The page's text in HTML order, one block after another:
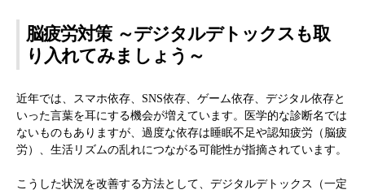
脳疲労対策 ～デジタルデトックスも取
り入れてみましょう～
近年では、スマホ依存、SNS依存、ゲーム依存、デジタル依存と
いった言葉を耳にする機会が増えています。医学的な診断名では
ないものもありますが、過度な依存は睡眠不足や認知疲労（脳疲
労）、生活リズムの乱れにつながる可能性が指摘されています。
こうした状況を改善する方法として、デジタルデトックス（一定